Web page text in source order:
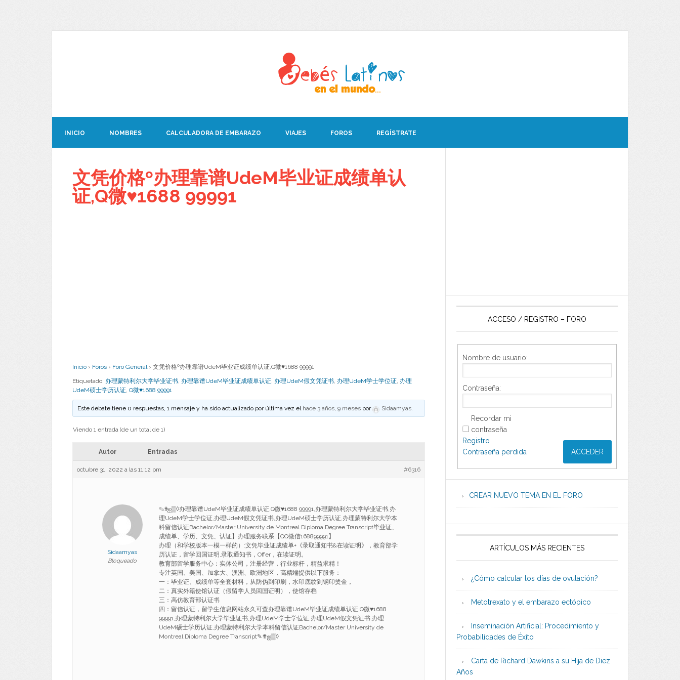
INICIO NOMBRES CALCULADORA DE EMBARAZO VIAJES FOROS REGÍSTRATE
文凭价格º办理靠谱UdeM毕业证成绩单认
证,Q微♥1688 99991
Inicio › Foros › Foro General › 文凭价格º办理靠谱UdeM毕业证成绩单认证,Q微♥1688 99991
Etiquetado: 办理蒙特利尔大学毕业证书, 办理靠谱UdeM毕业证成绩单认证, 办理UdeM假文凭证书, 办理UdeM学士学位证, 办理
UdeM硕士学历认证, Q微♥1688 99991
Este debate tiene 0 respuestas, 1 mensaje y ha sido actualizado por última vez el hace 3 años, 9 meses por Sidaamyas.
Viendo 1 entrada (de un total de 1)
Autor Entradas
octubre 31, 2022 a las 11:12 pm #6316
Sidaamyas
Bloqueado
✎✟ஐ▒◊办理靠谱UdeM毕业证成绩单认证,Q微♥1688 99991,办理蒙特利尔大学毕业证书,办
理UdeM学士学位证,办理UdeM假文凭证书,办理UdeM硕士学历认证,办理蒙特利尔大学本
科留信认证Bachelor/Master University de Montreal Diploma Degree Transcript毕业证、
成绩单、学历、文凭、认证】办理服务联系【QQ微信168899991】
办理（和学校版本一模一样的）:文凭毕业证成绩单+《录取通知书&在读证明》，教育部学
历认证，留学回国证明,录取通知书，Offer，在读证明。
教育部留学服务中心：实体公司，注册经营，行业标杆，精益求精！
专注英国、美国、加拿大、澳洲、欧洲地区，高精端提供以下服务：
一：毕业证、成绩单等全套材料，从防伪到印刷，水印底纹到钢印烫金，
二：真实外籍使馆认证（假留学人员回国证明），使馆存档
三：高仿教育部认证书
四：留信认证，留学生信息网站永久可查办理靠谱UdeM毕业证成绩单认证,Q微♥1688
99991,办理蒙特利尔大学毕业证书,办理UdeM学士学位证,办理UdeM假文凭证书,办理
UdeM硕士学历认证,办理蒙特利尔大学本科留信认证Bachelor/Master University de
Montreal Diploma Degree Transcript✎✟ஐ▒◊
ACCESO / REGISTRO – FORO
Nombre de usuario:
Contraseña:
Recordar mi
contraseña
ACCEDER
Registro
Contraseña perdida
CREAR NUEVO TEMA EN EL FORO
ARTÍCULOS MÁS RECIENTES
¿Cómo calcular los días de ovulación?
Metotrexato y el embarazo ectópico
Inseminación Artificial: Procedimiento y
Probabilidades de Éxito
Carta de Richard Dawkins a su Hija de Diez
Años